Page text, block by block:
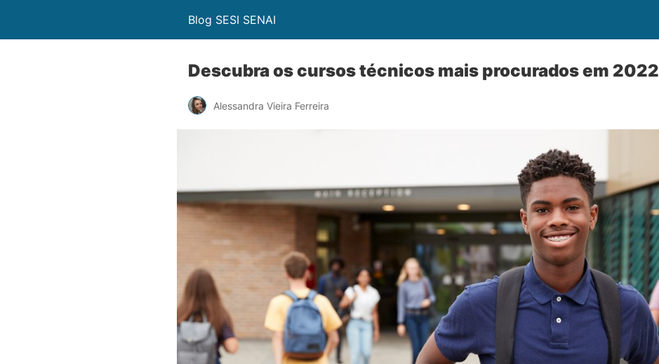
Blog SESI SENAI
Descubra os cursos técnicos mais procurados em 2022
Alessandra Vieira Ferreira